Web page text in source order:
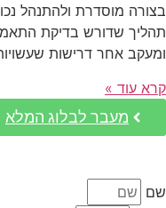
בצורה מוסדרת ולהתנהל
תהליך שדורש בדיקת
ומעקב אחר דרישות
קרא עוד »
מעבר לבלוג המלא
שם